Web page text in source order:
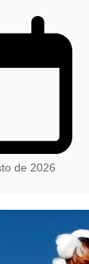
de 2026